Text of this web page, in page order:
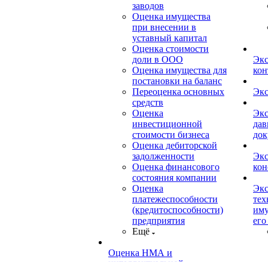
заводов
Оценка имущества
при внесении в
уставный капитал
Оценка стоимости
доли в ООО
Оценка имущества для
постановки на баланс
Переоценка основных
средств
Оценка
инвестиционной
стоимости бизнеса
Оценка дебиторской
задолженности
Оценка финансового
состояния компании
Оценка
платежеспособности
(кредитоспособности)
предприятия
Ещё
Оценка НМА и